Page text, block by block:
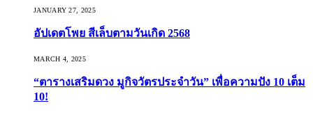
JANUARY 27, 2025
อัปเดตโพย สีเล็บตามวันเกิด 2568
MARCH 4, 2025
“ตารางเสริมดวง มูกิจวัตรประจำวัน” เพื่อความปัง 10 เต็ม
10!